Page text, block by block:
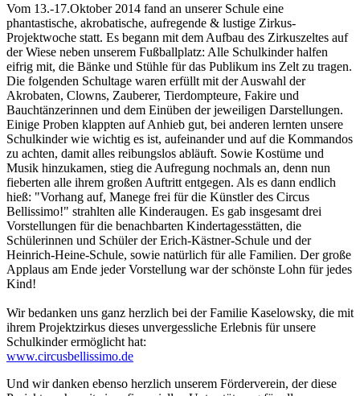
Vom 13.-17.Oktober 2014 fand an unserer Schule eine
phantastische, akrobatische, aufregende & lustige Zirkus-
Projektwoche statt. Es begann mit dem Aufbau des Zirkuszeltes auf
der Wiese neben unserem Fußballplatz: Alle Schulkinder halfen
eifrig mit, die Bänke und Stühle für das Publikum ins Zelt zu tragen.
Die folgenden Schultage waren erfüllt mit der Auswahl der
Akrobaten, Clowns, Zauberer, Tierdompteure, Fakire und
Bauchtänzerinnen und dem Einüben der jeweiligen Darstellungen.
Einige Proben klappten auf Anhieb gut, bei anderen lernten unsere
Schulkinder wie wichtig es ist, aufeinander und auf die Kommandos
zu achten, damit alles reibungslos abläuft. Sowie Kostüme und
Musik hinzukamen, stieg die Aufregung nochmals an, denn nun
fieberten alle ihrem großen Auftritt entgegen. Als es dann endlich
hieß: "Vorhang auf, Manege frei für die Künstler des Circus
Bellissimo!" strahlten alle Kinderaugen. Es gab insgesamt drei
Vorstellungen für die benachbarten Kindertagesstätten, die
Schülerinnen und Schüler der Erich-Kästner-Schule und der
Heinrich-Heine-Schule, sowie natürlich für alle Familien. Der große
Applaus am Ende jeder Vorstellung war der schönste Lohn für jedes
Kind!
Wir bedanken uns ganz herzlich bei der Familie Kaselowsky, die mit
ihrem Projektzirkus dieses unvergessliche Erlebnis für unsere
Schulkinder ermöglicht hat:
www.circusbellissimo.de
Und wir danken ebenso herzlich unserem Förderverein, der diese